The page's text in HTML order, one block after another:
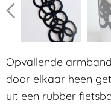
Opvallende
door elkaar heen
uit een rubber